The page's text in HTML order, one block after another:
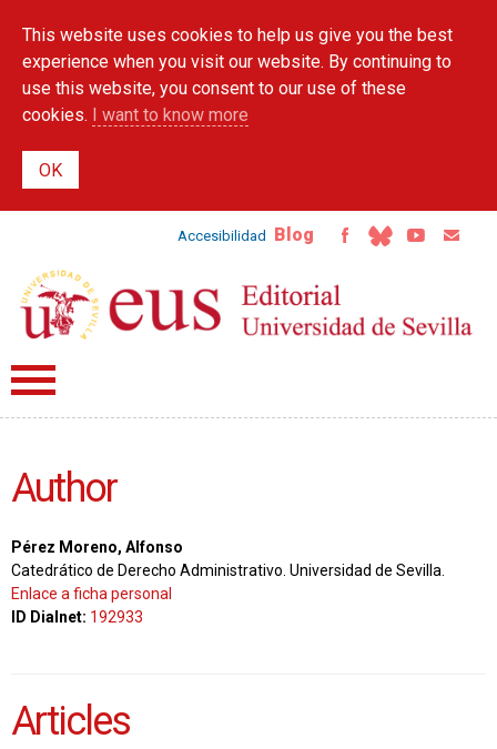
main
content
This website uses cookies to help us give you the best
experience when you visit our website. By continuing to
use this website, you consent to our use of these
cookies. I want to know more
Accesibilidad Blog
Author
Pérez Moreno, Alfonso
Catedrático de Derecho Administrativo. Universidad de Sevilla.
Enlace a ficha personal
ID Dialnet: 192933
Articles